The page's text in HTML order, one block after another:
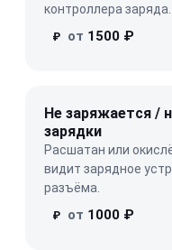
контроллера заряда.
₽ от 1500 ₽
Не заряжается /
зарядки
Расшатан или
видит зарядное
разъёма.
₽ от 1000 ₽